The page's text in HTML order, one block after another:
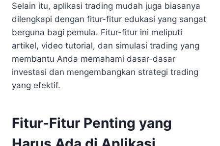
Selain itu, aplikasi trading mudah juga biasanya
dilengkapi dengan fitur-fitur edukasi yang sangat
berguna bagi pemula. Fitur-fitur ini meliputi
artikel, video tutorial, dan simulasi trading yang
membantu Anda memahami dasar-dasar
investasi dan mengembangkan strategi trading
yang efektif.
Fitur-Fitur Penting yang